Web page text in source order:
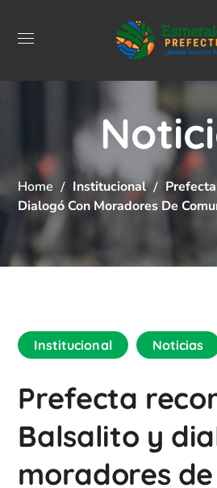
Home Institucional
Dialogó Con Moradores De
Institucional Noticias
Prefecta
Balsalito y
moradores de